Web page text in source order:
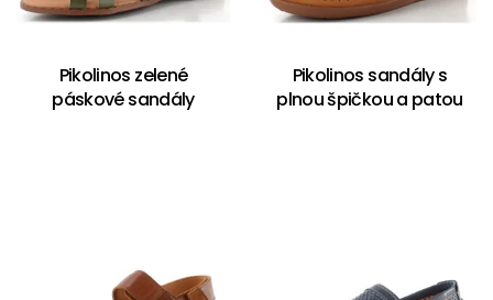
Pikolinos zelené
páskové sandály
Pikolinos sandály s
plnou špičkou a patou